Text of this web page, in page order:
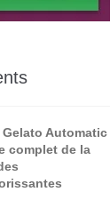
Gelato Automatic
complet de la